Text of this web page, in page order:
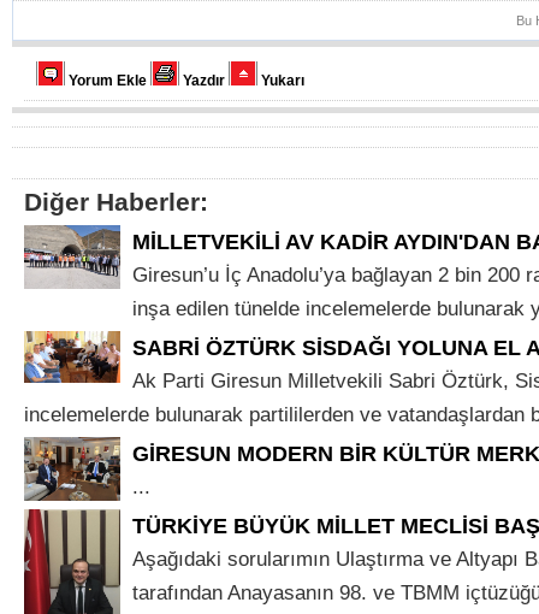
Bu
Yorum Ekle Yazdır Yukarı
Diğer Haberler:
MİLLETVEKİLİ AV KADİR AYDIN'DAN
Giresun’u İç Anadolu’ya bağlayan 2 bin 200
inşa edilen tünelde incelemelerde bulunarak
SABRİ ÖZTÜRK SİSDAĞI YOLUNA EL
Ak Parti Giresun Milletvekili Sabri Öztürk,
incelemelerde bulunarak partililerden ve vatandaşlardan
GİRESUN MODERN BİR KÜLTÜR
...
TÜRKİYE BÜYÜK MİLLET MECLİSİ
Aşağıdaki sorularımın Ulaştırma ve Altyapı
tarafından Anayasanın 98. ve TBMM